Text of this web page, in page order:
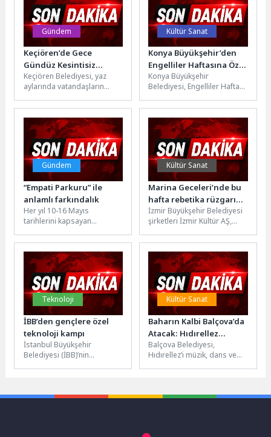
Gündem
Keçiören’de Gece
Gündüz Kesintisiz
İlaçlama Çalışması
Keçiören Belediyesi, yaz
aylarında vatandaşların
ortamda yaşamaları için ilçe
genelindeki...
Kültür Sanat
Konya Büyükşehir’den
Engelliler Haftasına Özel
Anlamlı Etkinlikler
Konya Büyükşehir
Belediyesi, Engelliler Haftası
için çeşitli etkinlikler
düzenliyor. Bu kapsamda
Büyükşehir...
Gündem
“Empati Parkuru” ile
anlamlı farkındalık
Her yıl 10-16 Mayıs
tarihlerini kapsayan
Meydanı’nda düzenlenen
“Sevgi Engel Tanımaz...
Kültür Sanat
Marina Geceleri’nde bu
hafta rebetika rüzgarı
esecek
İzmir Büyükşehir Belediyesi
şirketleri İzmir Kültür AŞ,
birliğiyle düzenlenen
Marina...
Teknoloji
İBB’den gençlere özel
teknoloji kampı
İstanbul Büyükşehir
Belediyesi (İBB)’nin
teknoloji alanındaki
Kültür Sanat
Baharın Kalbi Balçova’da
Atacak: Hıdırellez
Coşkusu Başlıyor
Balçova Belediyesi,
Hıdırellez’i müzik, dans ve